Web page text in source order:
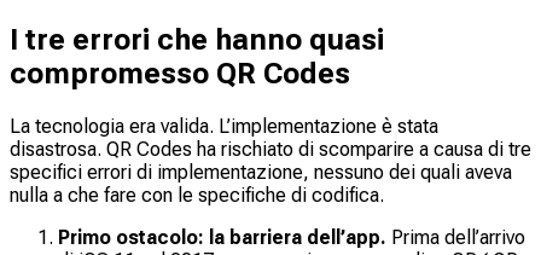
I tre errori che hanno quasi
compromesso QR Codes
La tecnologia era valida. L’implementazione è stata
disastrosa. QR Codes ha rischiato di scomparire a causa di tre
specifici errori di implementazione, nessuno dei quali aveva
nulla a che fare con le specifiche di codifica.
Primo ostacolo: la barriera dell’app. Prima dell’arrivo